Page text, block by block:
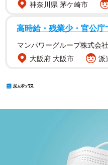
神奈川県 茅ケ崎市
高時給・残業少・官公庁
マンパワーグループ株式会社
大阪府 大阪市
派